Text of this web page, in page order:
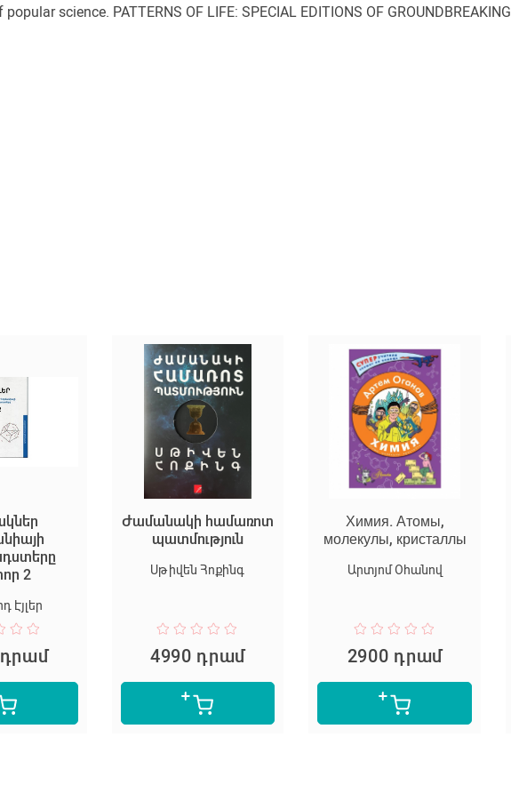
science. PATTERNS OF LIFE: SPECIAL EDITIONS OF GROUNDBREAKING
2
Էյլեր
Ժամանակի համառոտ
պատմություն
Սթիվեն Հոքինգ
4990 դրամ
Химия. Атомы,
молекулы, кристаллы
Արտյոմ Օհանով
2900 դրամ